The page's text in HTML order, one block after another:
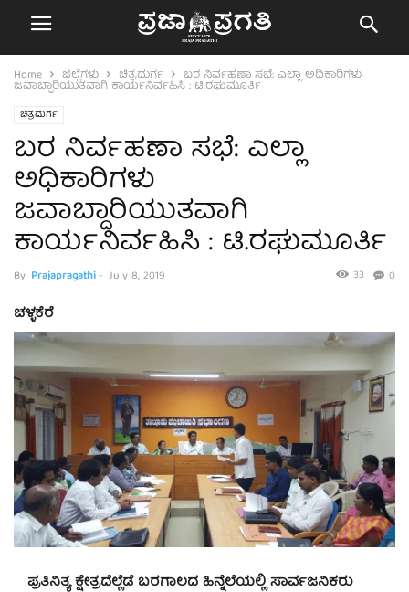
Home ಜಿಲ್ಲೆಗಳು ಚಿತ್ರದುರ್ಗ ಬರ ನಿರ್ವಹಣಾ ಸಭೆ: ಎಲ್ಲಾ ಅಧಿಕಾರಿಗಳು
ಜವಾಬ್ದಾರಿಯುತವಾಗಿ ಕಾರ್ಯನಿರ್ವಹಿಸಿ : ಟಿ.ರಘುಮೂರ್ತಿ
ಚಿತ್ರದುರ್ಗ
ಬರ ನಿರ್ವಹಣಾ ಸಭೆ: ಎಲ್ಲಾ
ಅಧಿಕಾರಿಗಳು
ಜವಾಬ್ದಾರಿಯುತವಾಗಿ
ಕಾರ್ಯನಿರ್ವಹಿಸಿ : ಟಿ.ರಘುಮೂರ್ತಿ
By Prajapragathi- July 8, 2019 0
33
ಚಳ್ಳಕೆರೆ
ಪ್ರತಿನಿತ್ಯ ಕ್ಷೇತ್ರದೆಲ್ಲೆಡೆ ಬರಗಾಲದ ಹಿನ್ನೆಲೆಯಲ್ಲಿ ಸಾರ್ವಜನಿಕರು